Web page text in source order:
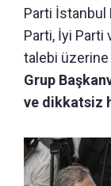
Parti İstanbul
Parti, İyi Parti
talebi üzerine
Grup
ve dikkatsiz